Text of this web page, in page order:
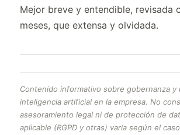
Mejor breve y entendible, revisada
meses, que extensa y olvidada.
Contenido informativo sobre gobernanza y
inteligencia artificial en la empresa. No
asesoramiento legal ni de protección de
aplicable (RGPD y otras) varía según el